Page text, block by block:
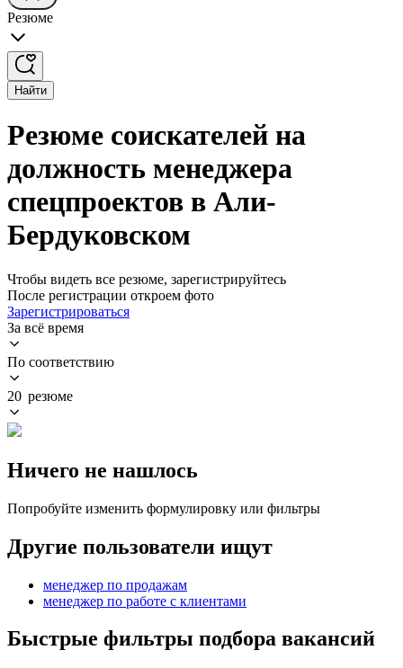
Резюме
Найти
Резюме соискателей на
должность менеджера
спецпроектов в Али-
Бердуковском
Чтобы видеть все резюме, зарегистрируйтесь
После регистрации откроем фото
Зарегистрироваться
За всё время
По соответствию
20 резюме
Ничего не нашлось
Попробуйте изменить формулировку или фильтры
Другие пользователи ищут
менеджер по продажам
менеджер по работе с клиентами
Быстрые фильтры подбора вакансий